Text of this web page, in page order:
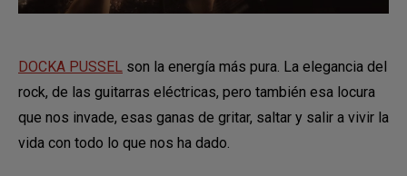
DOCKA PUSSEL son la energía más pura. La elegancia del
rock, de las guitarras eléctricas, pero también esa locura
que nos invade, esas ganas de gritar, saltar y salir a vivir la
vida con todo lo que nos ha dado.